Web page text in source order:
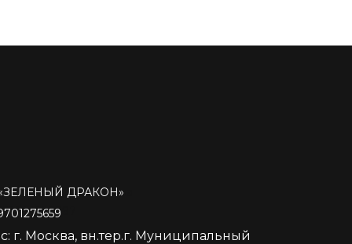
г. Москва, вн.тер.г. Муниципальный
Ольга Олеговна
ЗЕЛЕНЫЙ ДРАКОН»